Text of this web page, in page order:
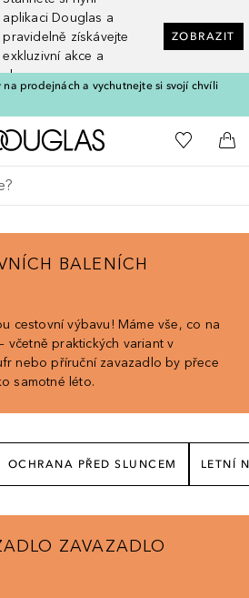
aplikaci Douglas a
pravidelně získávejte
exkluzivní akce a
slevy
ZOBRAZIT
prodejnách a vychutnejte si svojí chvíli
Domů K mému
Do
BALENÍCH
cestovní výbavu! Máme vše, co na
včetně praktických variant v
nebo příruční zavazadlo by přece
samotné léto.
OCHRANA PŘED SLUNCEM LETNÍ
ZAVAZADLO